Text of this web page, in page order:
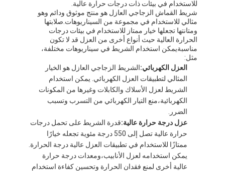
جولة في المعمل
مراقبة الجودة
اتصل بنا
شريط عازل لاصق
شريط عزل قماش زجاجي
شريط عازل مقاوم للحرارة
شريط لاصق من القماش الزجاجي
للاستخدام في بيئات ذات درجات حرارة عالية.
شريط القماش الزجاجي العازل هو منتج موثوق ودائم وهو
مثالي للاستخدام في مجموعة من السيناريوهات.صلابتها
ومتانتها تجعلها خيار ممتاز للاستخدام في بيئات درجات
الحرارة العالية حيث أنواع أخرى من العزل قد لا تكون
مناسبةيمكن استخدام الشريط في سيناريوهات مختلفة،
مثل:
العزل الكهربائي:الشريط الزجاجي العازل هو الخيار
المثالي لتطبيقات العزل الكهربائي. يمكن استخدام
الشريط لعزل الأسلاك والكابلات وغيرها من المكونات
الكهربائية،منع التيار الكهربائي من التسرب وتسبب
الضرر.
عزل درجة حرارة عالية:قدرة الشريط على تحمل درجات
حرارة عالية تصل إلى 550 درجة مئوية تجعله خيارًا
ممتازًا للاستخدام في تطبيقات العزل عالية درجة الحرارة.
يمكن استخدامه لعزل الأنابيب،ومعدات درجة حرارة
عالية أخرى لمنع فقدان الحرارة وتحسين كفاءة استخدام